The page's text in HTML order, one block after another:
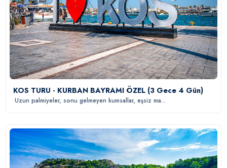
KOS TURU - KURBAN BAYRAMI ÖZEL (3 Gece 4 Gün)
Uzun palmiyeler, sonu gelmeyen kumsallar, eşsiz ma...